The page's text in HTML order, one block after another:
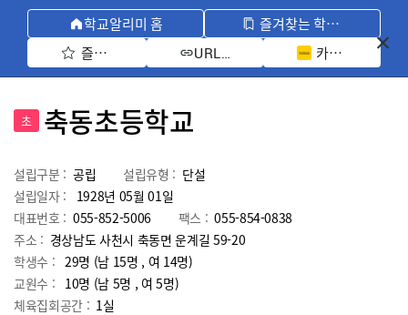
학교알리미 홈
즐겨찾는 학교 모아보기
즐겨찾기 선택
URL 복사 카카오톡 공유
초 축동초등학교
설립구분 : 공립 설립유형 : 단설
설립일자 :
1928년 05월 01일
대표번호 : 055-852-5006 팩스 : 055-854-0838
주소 : 경상남도 사천시 축동면 운계길 59-20
학생수 : 29명 (남 15명 , 여 14명)
교원수 : 10명 (남 5명 , 여5명)
체육집회공간 : 1실